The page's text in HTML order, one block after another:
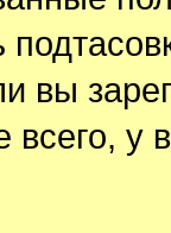
вы
всего,